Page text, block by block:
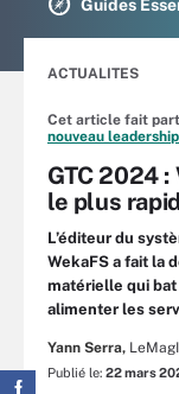
Guides
ACTUALITES
Cet article fait
nouveau
GTC 2024
le plus
L’éditeur du
WekaFS a fait la
matérielle qui
alimenter les
Yann Serra,
Publié le: 22 mars